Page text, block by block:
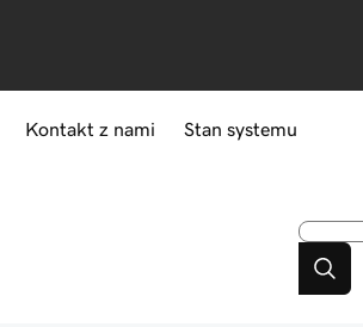
Kontakt z nami Stan systemu